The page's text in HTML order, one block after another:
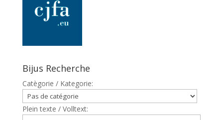
Bijus Recherche
Catègorie / Kategorie:
Plein texte / Volltext: